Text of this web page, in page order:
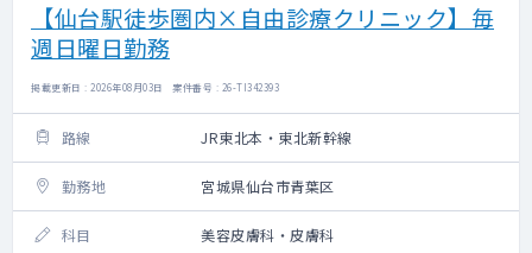
【仙台駅徒歩圏内×自由診療クリニック】毎
週日曜日勤務
掲載更新日 : 2026年08月03日 案件番号 : 26-TI342393
路線 JR東北本・東北新幹線
勤務地 宮城県仙台市青葉区
科目 美容皮膚科・皮膚科